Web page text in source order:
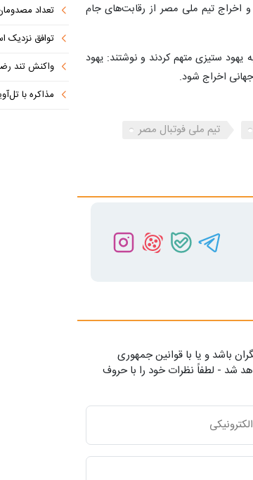
تیم ملی مصر از رقابت‌های جام
ستیزی متهم کردند و نوشتند: یهود
اخراج شود.
تیم ملی فوتبال مصر
باشد و یا با قوانین جمهوری
شد - لطفاً نظرات خود را با حروف
تعداد مصدومان
توافق نزدیک
واکنش تند
مذاکره با